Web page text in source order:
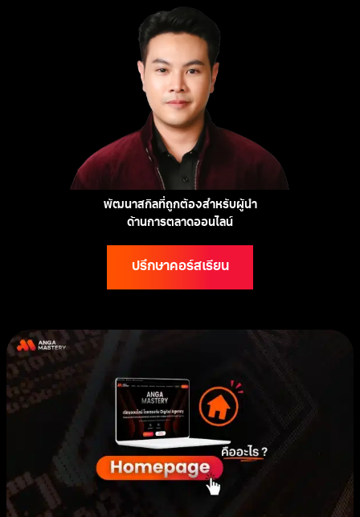
พัฒนาสกิลที่ถูกต้องสำหรับผู้นำ
ด้านการตลาดออนไลน์
ปรึกษาคอร์สเรียน